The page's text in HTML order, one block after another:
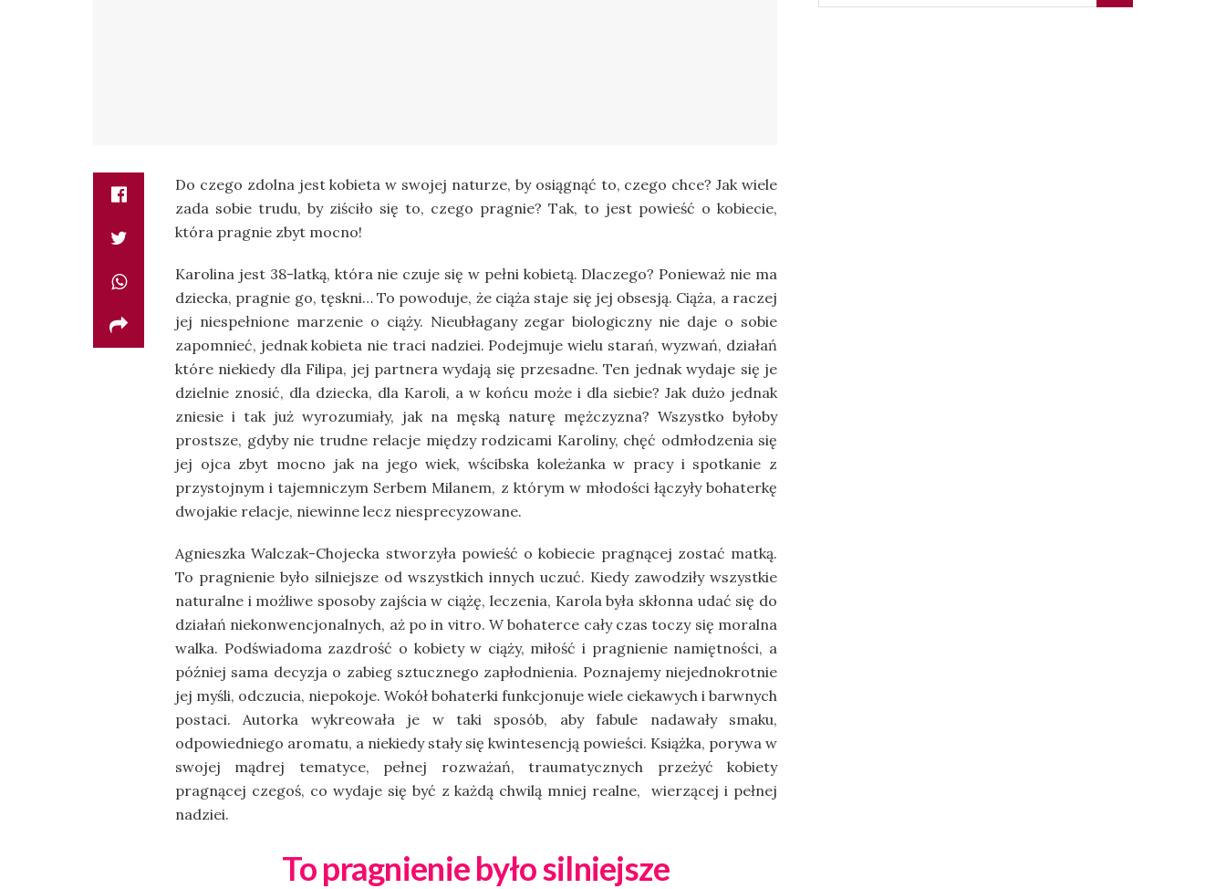
Do czego zdolna jest kobieta w swojej naturze, by osiągnąć to, czego chce? Jak wiele
zada sobie trudu, by ziściło się to, czego pragnie? Tak, to jest powieść o kobiecie,
która pragnie zbyt mocno!
Karolina jest 38-latką, która nie czuje się w pełni kobietą. Dlaczego? Ponieważ nie ma
dziecka, pragnie go, tęskni… To powoduje, że ciąża staje się jej obsesją. Ciąża, a raczej
jej niespełnione marzenie o ciąży. Nieubłagany zegar biologiczny nie daje o sobie
zapomnieć, jednak kobieta nie traci nadziei. Podejmuje wielu starań, wyzwań, działań
które niekiedy dla Filipa, jej partnera wydają się przesadne. Ten jednak wydaje się je
dzielnie znosić, dla dziecka, dla Karoli, a w końcu może i dla siebie? Jak dużo jednak
zniesie i tak już wyrozumiały, jak na męską naturę mężczyzna? Wszystko byłoby
prostsze, gdyby nie trudne relacje między rodzicami Karoliny, chęć odmłodzenia się
jej ojca zbyt mocno jak na jego wiek, wścibska koleżanka w pracy i spotkanie z
przystojnym i tajemniczym Serbem Milanem, z którym w młodości łączyły bohaterkę
dwojakie relacje, niewinne lecz niesprecyzowane.
Agnieszka Walczak-Chojecka stworzyła powieść o kobiecie pragnącej zostać matką.
To pragnienie było silniejsze od wszystkich innych uczuć. Kiedy zawodziły wszystkie
naturalne i możliwe sposoby zajścia w ciążę, leczenia, Karola była skłonna udać się do
działań niekonwencjonalnych, aż po in vitro. W bohaterce cały czas toczy się moralna
walka. Podświadoma zazdrość o kobiety w ciąży, miłość i pragnienie namiętności, a
później sama decyzja o zabieg sztucznego zapłodnienia. Poznajemy niejednokrotnie
jej myśli, odczucia, niepokoje. Wokół bohaterki funkcjonuje wiele ciekawych i barwnych
postaci. Autorka wykreowała je w taki sposób, aby fabule nadawały smaku,
odpowiedniego aromatu, a niekiedy stały się kwintesencją powieści. Książka, porywa w
swojej mądrej tematyce, pełnej rozważań, traumatycznych przeżyć kobiety
pragnącej czegoś, co wydaje się być z każdą chwilą mniej realne, wierzącej i pełnej
nadziei.
To pragnienie było silniejsze